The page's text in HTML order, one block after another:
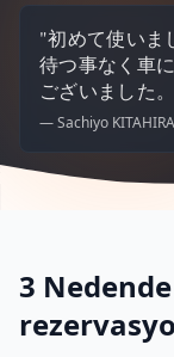
"初めて使いま
待つ事なく車
ございました
— Sachiyo KITAHIRA
3